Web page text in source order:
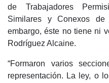
de Trabajadores
Similares y Conexos
embargo, éste no tiene ni
Rodríguez Alcaine.
“Formaron varios
representación. La ley, o